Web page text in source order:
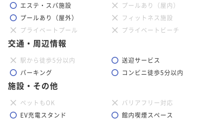
エステ・スパ施設
プールあり（屋内）
プールあり（屋外）
フィットネス施設
プライベートプール
プライベートビーチ
交通・周辺情報
駅から徒歩5分以内
送迎サービス
パーキング
コンビニ徒歩5分以内
施設・その他
ペットもOK
バリアフリー対応
EV充電スタンド
館内喫煙スペース